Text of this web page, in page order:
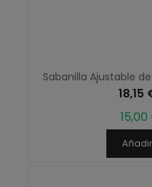
Sabanilla Ajustable
18,15